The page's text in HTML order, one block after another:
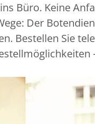
Büro. Keine
Der
Bestellen Sie